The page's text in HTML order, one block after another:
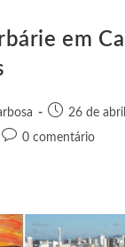
em
26 de
0 comentário